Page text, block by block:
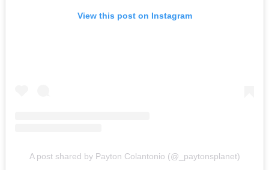
View this post on Instagram
A post shared by Payton Colantonio (@_paytonsplanet)